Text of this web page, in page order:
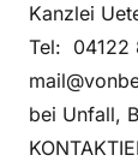
Kanzlei
Tel: 04122
bei Unfall,